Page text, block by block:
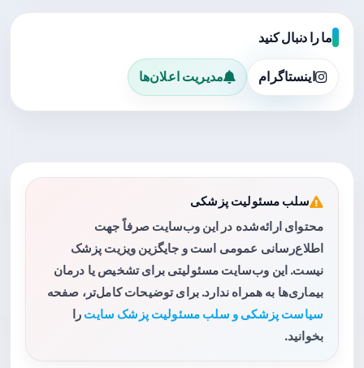
ما را دنبال کنید
اینستاگرام مدیریت اعلان‌ها
سلب مسئولیت پزشکی
محتوای ارائه‌شده در این وب‌سایت صرفاً جهت
اطلاع‌رسانی عمومی است و جایگزین ویزیت پزشک
نیست. این وب‌سایت مسئولیتی برای تشخیص یا درمان
بیماری‌ها به همراه ندارد. برای توضیحات کامل‌تر، صفحه
سیاست پزشکی و سلب مسئولیت پزشک سایت را
بخوانید.